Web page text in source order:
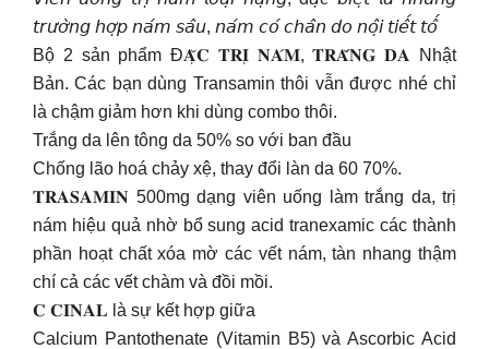
𝘵𝘳𝘶̛𝘰̛̀𝘯𝘨 𝘩𝘰̛̣𝘱 𝘯𝘢́𝘮 𝘴𝘢̂𝘶, 𝘯𝘢́𝘮 𝘤𝘰́ 𝘤𝘩𝘢̂𝘯 𝘥𝘰 𝘯𝘰̣̂𝘪 𝘵𝘪𝘦̂́𝘵 𝘵𝘰̂́
Bộ 2 sản phẩm Đ𝐀̣̆𝐂 𝐓𝐑𝐈̣ 𝐍𝐀́𝐌, 𝐓𝐑𝐀̆́𝐍𝐆 𝐃𝐀 Nhật
Bản. Các bạn dùng Transamin thôi vẫn được nhé chỉ
là chậm giảm hơn khi dùng combo thôi.
Trắng da lên tông da 50% so với ban đầu
Chống lão hoá chảy xệ, thay đổi làn da 60 70%.
𝐓𝐑𝐀𝐒𝐀𝐌𝐈𝐍 500mg dạng viên uống làm trắng da, trị
nám hiệu quả nhờ bổ sung acid tranexamic các thành
phần hoạt chất xóa mờ các vết nám, tàn nhang thậm
chí cả các vết chàm và đồi mồi.
𝐂 𝐂𝐈𝐍𝐀𝐋 là sự kết hợp giữa
Calcium Pantothenate (Vitamin B5) và Ascorbic Acid